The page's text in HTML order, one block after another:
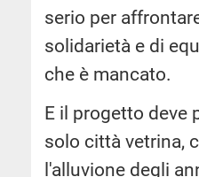
serio per
solidarietà e di
che è mancato.
E il progetto deve
solo città vetrina,
l'alluvione degli